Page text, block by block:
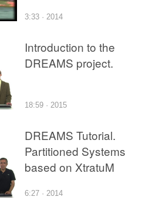
3:33 · 2014
Introduction to the
DREAMS project.
18:59 · 2015
DREAMS Tutorial.
Partitioned Systems
based on XtratuM
6:27 · 2014